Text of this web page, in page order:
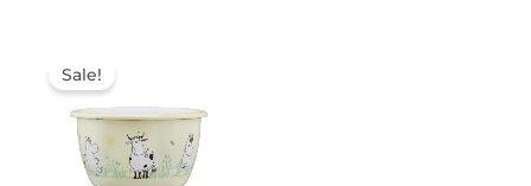
Sale!
18,90 €.13,23 €.